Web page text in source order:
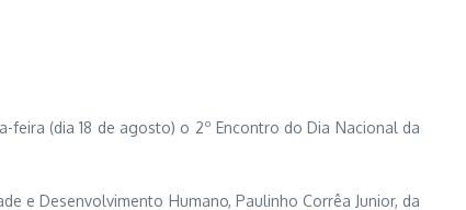
(dia 18 de agosto) o 2º Encontro do Dia Nacional da
e Desenvolvimento Humano, Paulinho Corrêa Junior, da